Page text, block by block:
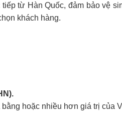
từ Hàn Quốc, đảm bảo vệ
khách hàng.
hoặc nhiều hơn giá trị của